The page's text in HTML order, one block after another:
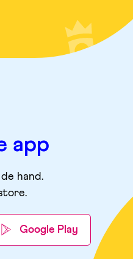
app
hand.
.
Google Play